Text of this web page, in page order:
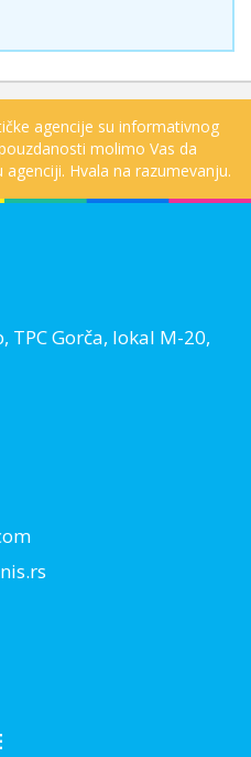
agencije su informativnog
molimo Vas da
Hvala na razumevanju.
TPC Gorča, lokal M-20,